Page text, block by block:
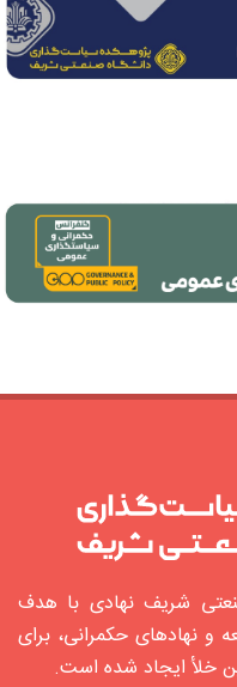
شریف نهادی با هدف
و نهادهای حکمرانی، برای
خلأ ایجاد شده‌ است.